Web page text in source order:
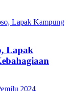
Lapak